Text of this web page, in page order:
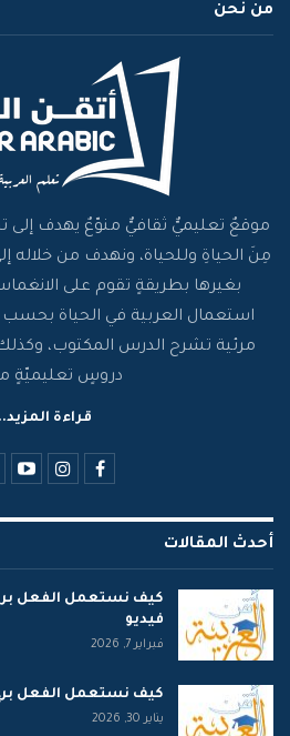
من نحن
موقعٌ تعليميٌّ ثقافيٌّ منوّعٌ يهدف إلى
مِنَ الحياةِ وللحياة، ونهدف من خلاله
بغيرها بطريقةٍ تقوم على
استعمال العربية في الحياة
مرئية تشرح الدرس المكتوب،
دروسٍ تعليميّةٍ
قراءة
أحدث المقالات
كيف نستعمل الفعل برز
فيديو
فبراير 7, 2026
كيف نستعمل الفعل
يناير 30, 2026